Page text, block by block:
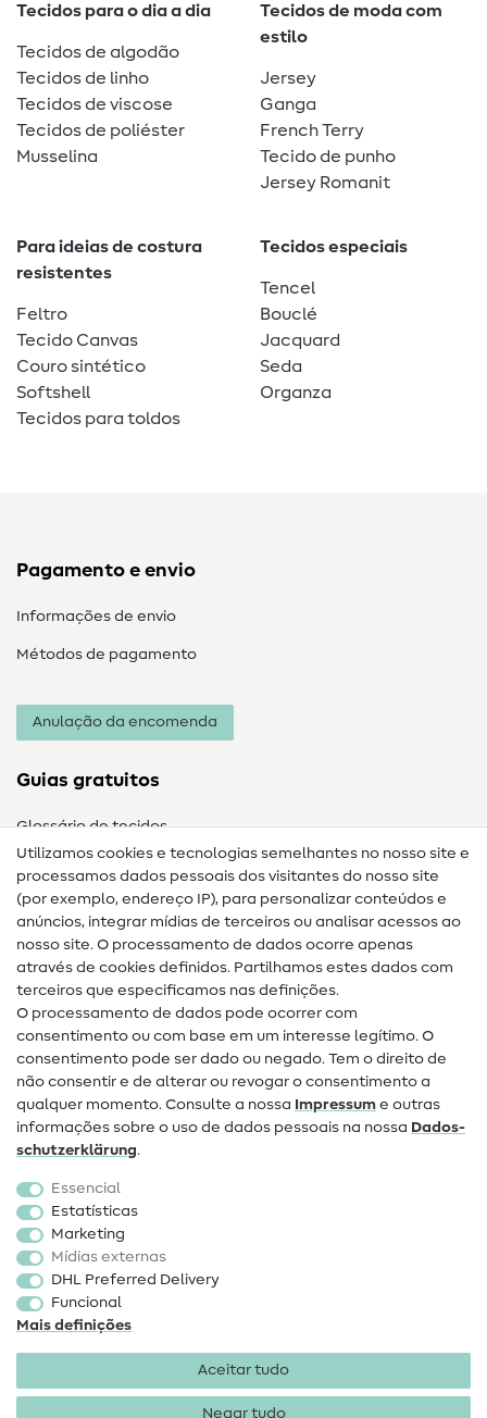
Tecidos para o dia a dia
Tecidos de algodão
Tecidos de linho
Tecidos de viscose
Tecidos de poliéster
Musselina
Tecidos de moda com
estilo
Jersey
Ganga
French Terry
Tecido de punho
Jersey Romanit
Para ideias de costura
resistentes
Feltro
Tecido Canvas
Couro sintético
Softshell
Tecidos para toldos
Tecidos especiais
Tencel
Bouclé
Jacquard
Seda
Organza
Pagamento e envio
Informações de envio
Métodos de pagamento
Anulação da encomenda
Guias gratuitos
Glossário de tecidos
Guias de costura
Ajuda e contacto
Contacto
Mudança de proprietário
Perguntas frequentes (FAQ)
Direito de cancelamento
Popular
Tecidos
Acessórios de costura
Promoção
Utilizamos cookies e tecnologias semelhantes no nosso site e
processamos dados pessoais dos visitantes do nosso site
(por exemplo, endereço IP), para personalizar conteúdos e
anúncios, integrar mídias de terceiros ou analisar acessos ao
nosso site. O processamento de dados ocorre apenas
através de cookies definidos. Partilhamos estes dados com
terceiros que especificamos nas definições.
O processamento de dados pode ocorrer com
consentimento ou com base em um interesse legítimo. O
consentimento pode ser dado ou negado. Tem o direito de
não consentir e de alterar ou revogar o consentimento a
qualquer momento. Consulte a nossa Impressum e outras
informações sobre o uso de dados pessoais na nossa Dados­
schutz­erklärung.
Essencial
Estatísticas
Marketing
Mídias externas
DHL Preferred Delivery
Funcional
Mais definições
Aceitar tudo
Negar tudo